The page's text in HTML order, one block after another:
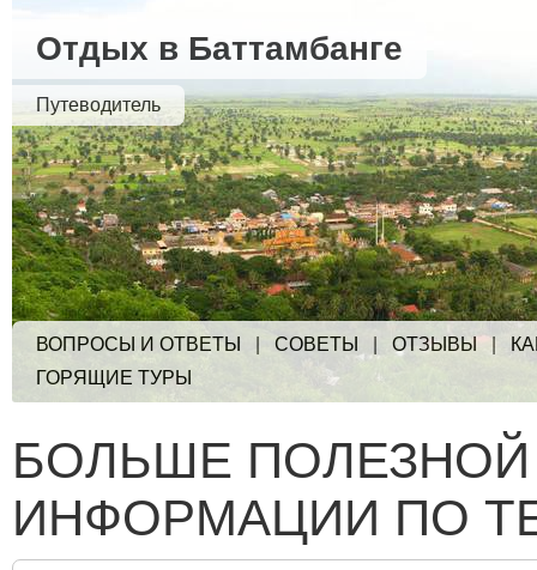
Отдых в Баттамбанге
Путеводитель
ВОПРОСЫ И ОТВЕТЫ СОВЕТЫ ОТЗЫВЫ |
ГОРЯЩИЕ ТУРЫ
БОЛЬШЕ ПОЛЕЗНОЙ
ИНФОРМАЦИИ ПО